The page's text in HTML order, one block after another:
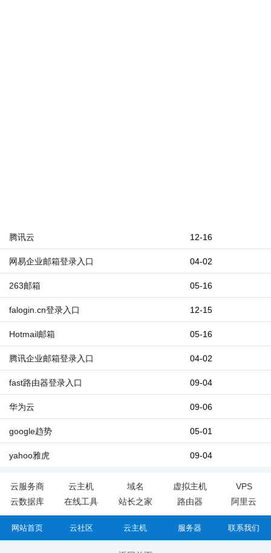
12-16
腾讯云
04-02
网易企业邮箱登录入口
05-16
263邮箱
12-15
falogin.cn登录入口
05-16
Hotmail邮箱
04-02
腾讯企业邮箱登录入口
09-04
fast路由器登录入口
09-06
华为云
05-01
google趋势
09-04
yahoo雅虎
云服务商 云主机 域名 虚拟主机
VPS
云数据库
在线工具 站长之家 路由器 阿里云
网站首页 云社区 云主机 服务器 联系我们